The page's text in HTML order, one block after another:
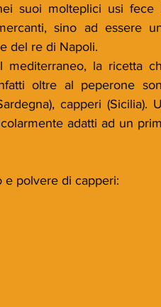
suoi molteplici usi fece
sino ad essere
del re di Napoli.
la ricetta
oltre al peperone
capperi (Sicilia).
adatti ad un
e polvere di capperi: